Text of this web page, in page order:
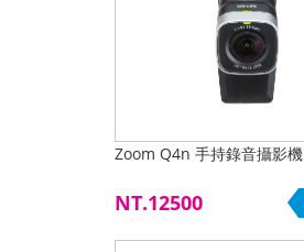
Zoom Q4n 手持錄音攝影機
NT.12500